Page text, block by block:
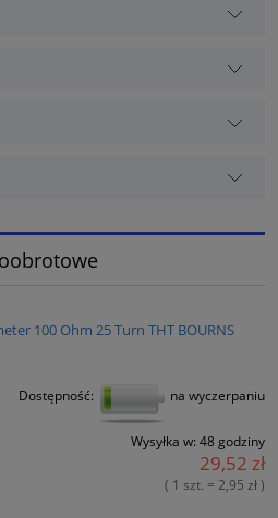
100 Ohm 25 Turn THT BOURNS
Dostępność: na wyczerpaniu
Wysyłka w: 48 godziny
29,52 zł
( 1 szt. = 2,95 zł )